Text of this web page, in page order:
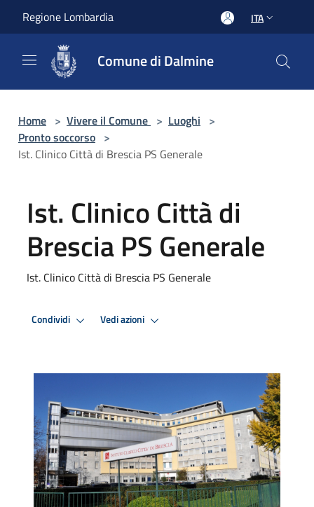
Regione Lombardia ITA
Comune di Dalmine
Home > Vivere il Comune > Luoghi >
Pronto soccorso >
Ist. Clinico Città di Brescia PS Generale
Ist. Clinico Città di
Brescia PS Generale
Ist. Clinico Città di Brescia PS Generale
Condividi Vedi azioni